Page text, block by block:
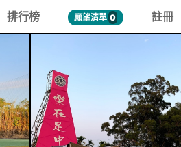
排行榜 願望清單 0 註冊